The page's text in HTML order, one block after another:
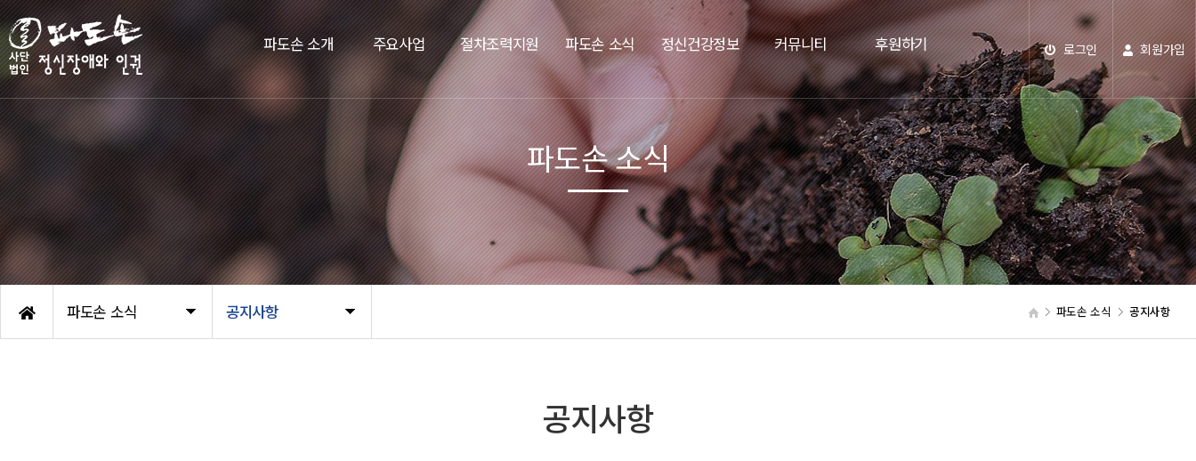
파도손 소개 주요사업 절차조력지원 파도손 소식 정신건강정보 커뮤니티 후원하기 로그인 회원가입
파도손 소식 공지사항 파도손 소식 공지사항
파도손 소식
공지사항